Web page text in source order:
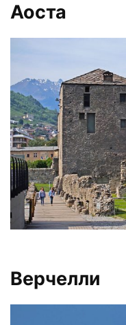
Аоста
Верчелли